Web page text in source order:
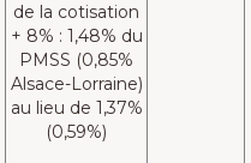
de la cotisation
+ 8% : 1,48% du
PMSS (0,85%
Alsace-Lorraine)
au lieu de 1,37%
(0,59%)